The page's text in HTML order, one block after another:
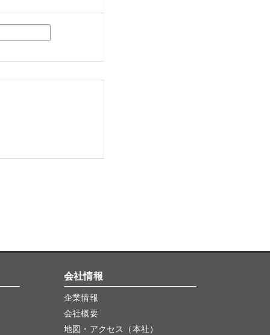
会社情報
企業情報
会社概要
地図・アクセス（本社）